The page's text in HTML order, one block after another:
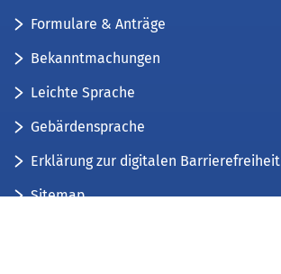
Formulare & Anträge
Bekanntmachungen
Leichte Sprache
Gebärdensprache
Erklärung zur digitalen Barrierefreiheit
Sitemap